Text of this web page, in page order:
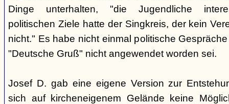
Dinge unterhalten, "die Jugendliche
politischen Ziele hatte der Singkreis, der kein
nicht." Es habe nicht einmal politische
"Deutsche Gruß" nicht angewendet worden sei.
Josef D. gab eine eigene Version zur
sich auf kircheneigenem Gelände keine